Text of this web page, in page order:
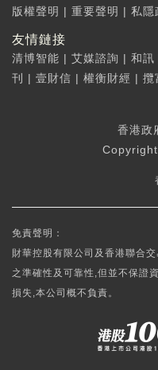
版權聲明 | 重要聲明 | 私隱
友情鏈接
清博智能 | 艾媒諮詢 | 和訊
刊
| 壹財信 | 權衡財經 | 攬
香港政
免責聲明：
財華控股有限公司及香港聯合
之準確性及可靠性,但並不保證
損失,本公司概不負責。